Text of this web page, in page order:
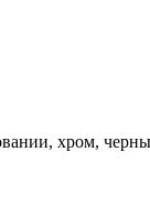
хром,